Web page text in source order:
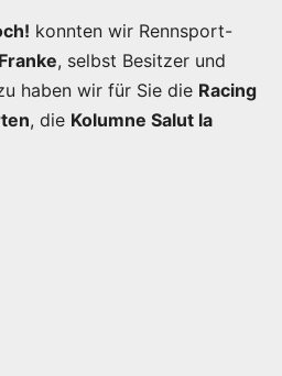
konnten wir Rennsport-
, selbst Besitzer und
haben wir für Sie die Racing
, die Kolumne Salut la